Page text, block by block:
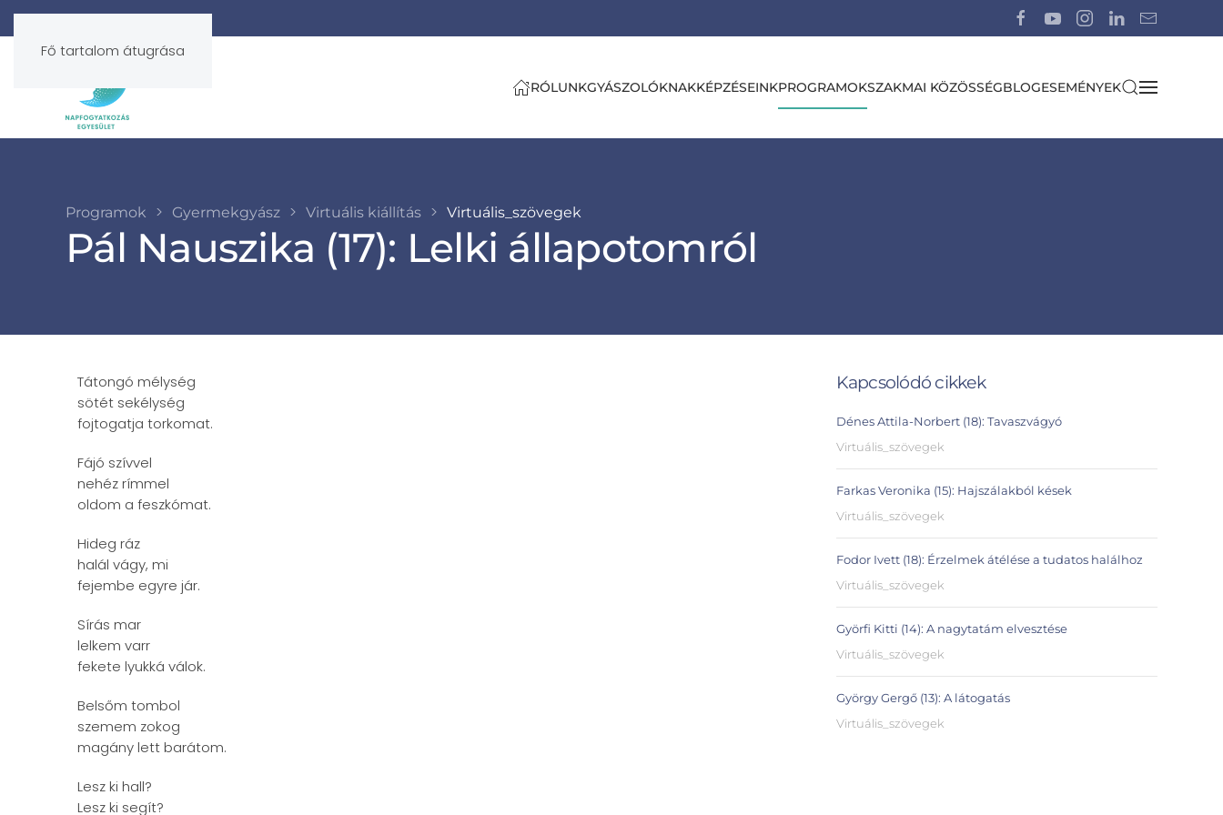
Fő tartalom átugrása
RÓLUNKGYÁSZOLÓKNAKKÉPZÉSEINKPROGRAMOKSZAKMAI KÖZÖSSÉGBLOGESEMÉNYEK
Programok Gyermekgyász Virtuális kiállítás Virtuális_szövegek
Pál Nauszika (17): Lelki állapotomról
Tátongó mélység
sötét sekélység
fojtogatja torkomat.
Fájó szívvel
nehéz rímmel
oldom a feszkómat.
Hideg ráz
halál vágy, mi
fejembe egyre jár.
Sírás mar
lelkem varr
fekete lyukká válok.
Belsőm tombol
szemem zokog
magány lett barátom.
Lesz ki hall?
Lesz ki segít?
Kapcsolódó cikkek
Dénes Attila-Norbert (18): Tavaszvágyó
Virtuális_szövegek
Farkas Veronika (15): Hajszálakból kések
Virtuális_szövegek
Fodor Ivett (18): Érzelmek átélése a tudatos halálhoz
Virtuális_szövegek
Györfi Kitti (14): A nagytatám elvesztése
Virtuális_szövegek
György Gergő (13): A látogatás
Virtuális_szövegek